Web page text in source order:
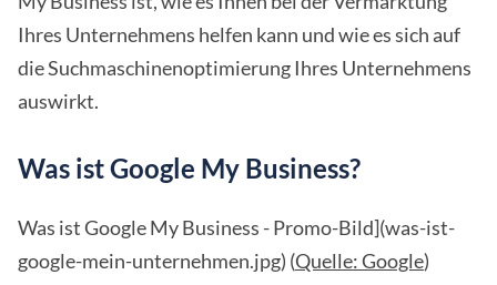
Ihres Unternehmens helfen kann und wie es sich auf
die Suchmaschinenoptimierung Ihres Unternehmens
auswirkt.
Was ist Google My Business?
Was ist Google My Business - Promo-Bild](was-ist-
google-mein-unternehmen.jpg) (Quelle: Google)